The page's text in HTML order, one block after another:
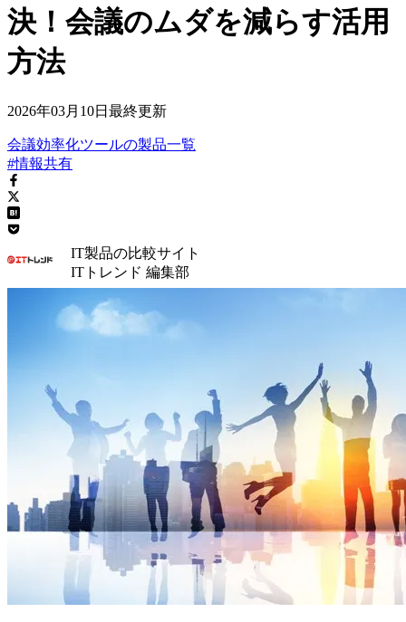
決！会議のムダを減らす活用
方法
2026年03月10日 最終更新
会議効率化ツールの製品一覧
#情報共有
IT製品の比較サイト
ITトレンド 編集部